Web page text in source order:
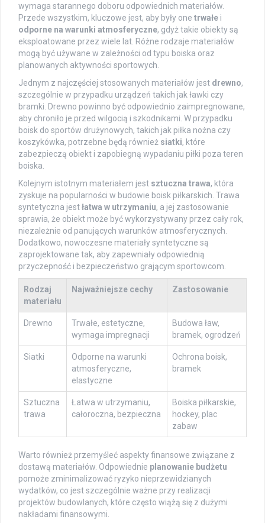
wymaga starannego doboru odpowiednich materiałów.
Przede wszystkim, kluczowe jest, aby były one trwałe i
odporne na warunki atmosferyczne, gdyż takie obiekty są
eksploatowane przez wiele lat. Różne rodzaje materiałów
mogą być używane w zależności od typu boiska oraz
planowanych aktywności sportowych.
Jednym z najczęściej stosowanych materiałów jest drewno,
szczególnie w przypadku urządzeń takich jak ławki czy
bramki. Drewno powinno być odpowiednio zaimpregnowane,
aby chroniło je przed wilgocią i szkodnikami. W przypadku
boisk do sportów drużynowych, takich jak piłka nożna czy
koszykówka, potrzebne będą również siatki, które
zabezpieczą obiekt i zapobiegną wypadaniu piłki poza teren
boiska.
Kolejnym istotnym materiałem jest sztuczna trawa, która
zyskuje na popularności w budowie boisk piłkarskich. Trawa
syntetyczna jestłatwa w utrzymaniu, a jej zastosowanie
sprawia, że obiekt może być wykorzystywany przez cały rok,
niezależnie od panujących warunków atmosferycznych.
Dodatkowo, nowoczesne materiały syntetyczne są
zaprojektowane tak, aby zapewniały odpowiednią
przyczepność i bezpieczeństwo grającym sportowcom.
Rodzaj
materiału
Najważniejsze cechy Zastosowanie
Drewno
Trwałe, estetyczne,
wymaga impregnacji
Budowa ław,
bramek, ogrodzeń
Siatki
Odporne na warunki
atmosferyczne,
elastyczne
Ochrona boisk,
bramek
Sztuczna
trawa
Łatwa w utrzymaniu,
całoroczna, bezpieczna
Boiska piłkarskie,
hockey, plac
zabaw
Warto również przemyśleć aspekty finansowe związane z
dostawą materiałów. Odpowiednie planowanie budżetu
pomoże zminimalizować ryzyko nieprzewidzianych
wydatków, co jest szczególnie ważne przy realizacji
projektów budowlanych, które często wiążą się z dużymi
nakładami finansowymi.